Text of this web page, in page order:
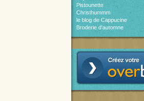
Pistounette
Christhummm
le blog de Cappucine
Broderie d'automne